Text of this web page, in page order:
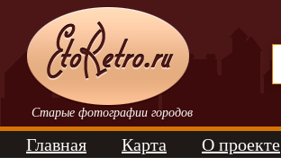
Старые фотографии городов
Главная Карта О проекте